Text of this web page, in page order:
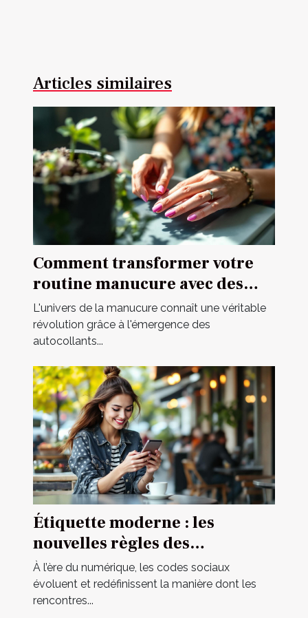
Articles similaires
Comment transformer votre
routine manucure avec des
autocollants ?
L'univers de la manucure connaît une véritable
révolution grâce à l'émergence des
autocollants...
Étiquette moderne : les
nouvelles règles des
rencontres occasionnelles
À l’ère du numérique, les codes sociaux
évoluent et redéfinissent la manière dont les
rencontres...